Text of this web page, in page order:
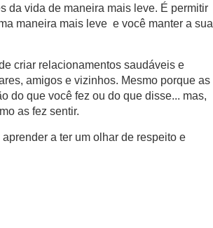
da vida de maneira mais leve. É permitir
maneira mais leve e você manter a sua
criar relacionamentos saudáveis e
amigos e vizinhos. Mesmo porque as
do que você fez ou do que disse... mas,
as fez sentir.
a ter um olhar de respeito e